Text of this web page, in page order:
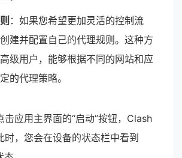
：如果您希望更加灵活的控制流
建并配置自己的代理规则。这种方
级用户，能够根据不同的网站和应
的代理策略。
击应用主界面的“启动”按钮，Clash
时，您会在设备的状态栏中看到